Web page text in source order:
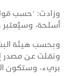
وزادت: "حسب
أسلحة، وسيُعتبر
وبحسب هيئة
ونقلت عن مصدر
بريء، وستكون